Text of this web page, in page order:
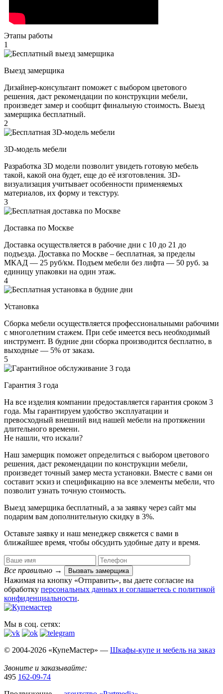
Этапы работы
1
Выезд замерщика
Дизайнер-консультант поможет с выбором цветового
решения, даст рекомендации по конструкции мебели,
произведет замер и сообщит финальную стоимость. Выезд
замерщика бесплатный.
2
3D-модель мебели
Разработка 3D модели позволит увидеть готовую мебель
такой, какой она будет, еще до её изготовления. 3D-
визуализация учитывает особенности применяемых
материалов, их форму и текстуру.
3
Доставка по Москве
Доставка осуществляется в рабочие дни с 10 до 21 до
подъезда. Доставка по Москве – бесплатная, за пределы
МКАД — 25 руб/км. Подъем мебели без лифта — 50 руб. за
единицу упаковки на один этаж.
4
Установка
Сборка мебели осуществляется профессиональными рабочими
с многолетним стажем. При себе имеется весь необходимый
инструмент. В будние дни сборка производится бесплатно, в
выходные — 5% от заказа.
5
Гарантия 3 года
На все изделия компании предоставляется гарантия сроком 3
года. Мы гарантируем удобство эксплуатации и
превосходный внешний вид нашей мебели на протяжении
длительного времени.
Не нашли, что искали?
Наш замерщик поможет определиться с выбором цветового
решения, даст рекомендации по конструкции мебели,
произведет точный замер места установки. Вместе с вами он
составит эскиз и спецификацию на все элементы мебели, что
позволит узнать точную стоимость.
Выезд замерщика бесплатный, а за заявку через сайт мы
подарим вам дополнительную скидку в 3%.
Оставьте заявку и наш менеджер свяжется с вами в
ближайшее время, чтобы обсудить удобные дату и время.
Все правильно → Вызвать замерщика
Нажимая на кнопку «Отправить», вы даете согласие на
обработку персональных данных​ и соглашаетесь c политикой
конфиденциальности.
Мы в соц. сетях:
© 2004-2026 «КупеМастер» — Шкафы-купе и мебель на заказ
Звоните и заказывайте:
495 162-09-74